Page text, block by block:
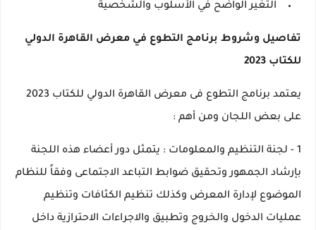
التغير الواضح في الأسلوب والشخصية
تفاصيل وشروط برنامج التطوع في معرض القاهرة الدولي
للكتاب 2023
يعتمد برنامج التطوع فى معرض القاهرة الدولي للكتاب 2023
على بعض اللجان ومن أهم :
1 - لجنة التنظيم والمعلومات : يتمثل دور أعضاء هذه اللجنة
بإرشاد الجمهور وتحقيق ضوابط التباعد الاجتماعى وفقاً للنظام
الموضوع لإدارة المعرض وكذلك تنظيم الكثافات وتنظيم
عمليات الدخول والخروج وتطبيق والاجراءات الاحترازية داخل